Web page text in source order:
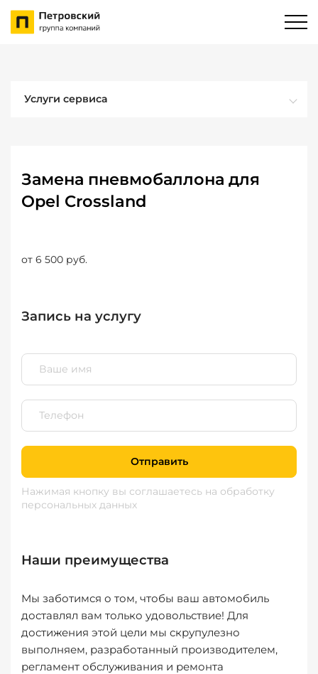
Услуги сервиса
Замена пневмобаллона для
Opel Crossland
от 6 500 руб.
Запись на услугу
Отправить
Нажимая кнопку вы соглашаетесь на обработку
персональных данных
Наши преимущества
Мы заботимся о том, чтобы ваш автомобиль
доставлял вам только удовольствие! Для
достижения этой цели мы скрупулезно
выполняем, разработанный производителем,
регламент обслуживания и ремонта